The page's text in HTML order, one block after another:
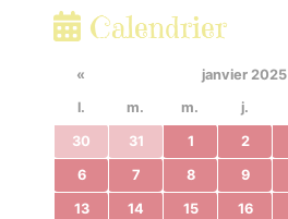
Calendrier
« janvier 2025
l.
m. m. j.
30 31 1 2
6 7 8 9
13 14 15 16